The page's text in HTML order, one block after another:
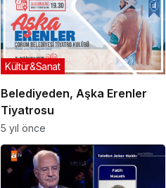
Belediyeden, Aşka Erenler
Tiyatrosu
Kültür&Sanat
5 yıl önce